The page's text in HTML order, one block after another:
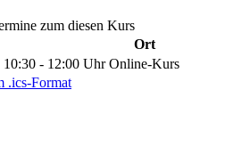
zum diesen Kurs
Ort
- 12:00 Uhr Online-Kurs
.ics-Format